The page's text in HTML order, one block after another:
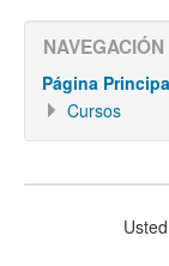
NAVEGACIÓN
Página
Cursos